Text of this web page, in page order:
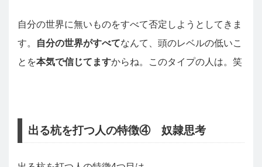
自分の世界に無いものをすべて否定しようとしてきま
す。
自分の世界がすべてなんて、頭のレベルの低いこ
とを本気で信じてますからね。このタイプの人は。笑
出る杭を打つ人の特徴④ 奴隷思考